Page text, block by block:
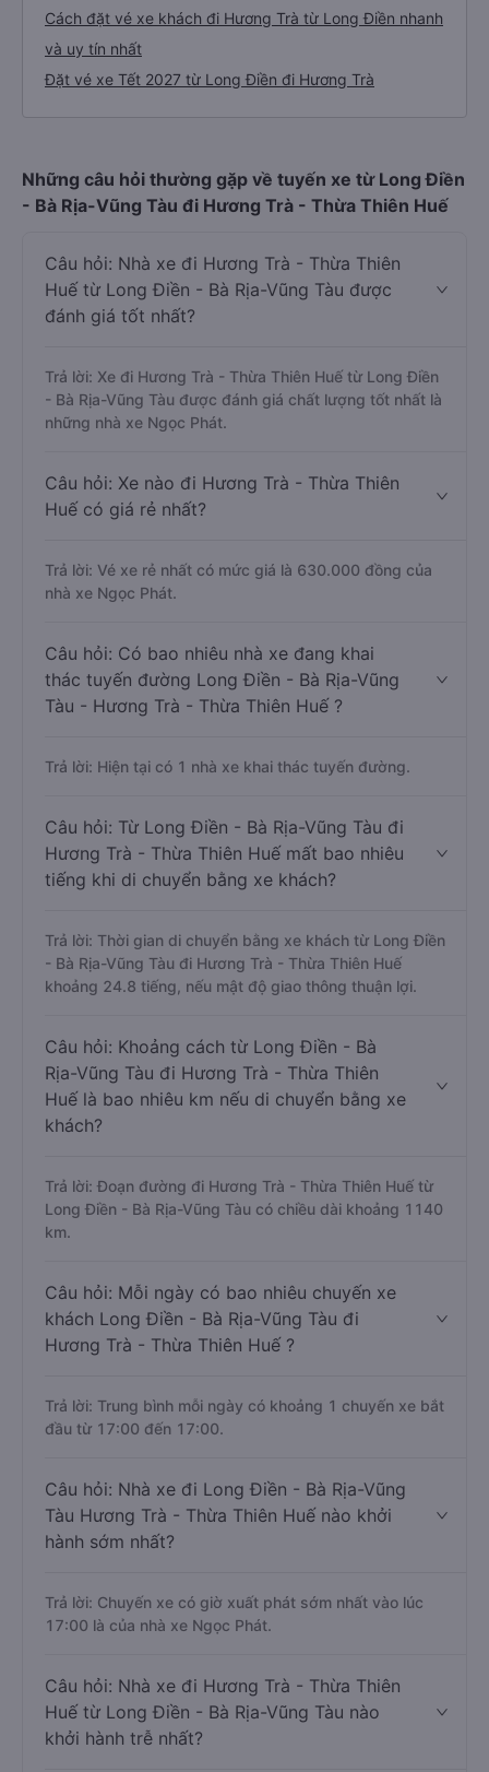
Cách đặt vé xe khách đi Hương Trà từ Long Điền nhanh
và uy tín nhất
Đặt vé xe Tết 2027 từ Long Điền đi Hương Trà
Những câu hỏi thường gặp về tuyến xe từ Long Điền
- Bà Rịa-Vũng Tàu đi Hương Trà - Thừa Thiên Huế
Câu hỏi: Nhà xe đi Hương Trà - Thừa Thiên
Huế từ Long Điền - Bà Rịa-Vũng Tàu được
đánh giá tốt nhất?
Trả lời: Xe đi Hương Trà - Thừa Thiên Huế từ Long Điền
- Bà Rịa-Vũng Tàu được đánh giá chất lượng tốt nhất là
những nhà xe Ngọc Phát.
Câu hỏi: Xe nào đi Hương Trà - Thừa Thiên
Huế có giá rẻ nhất?
Trả lời: Vé xe rẻ nhất có mức giá là 630.000 đồng của
nhà xe Ngọc Phát.
Câu hỏi: Có bao nhiêu nhà xe đang khai
thác tuyến đường Long Điền - Bà Rịa-Vũng
Tàu - Hương Trà - Thừa Thiên Huế ?
Trả lời: Hiện tại có 1 nhà xe khai thác tuyến đường.
Câu hỏi: Từ Long Điền - Bà Rịa-Vũng Tàu đi
Hương Trà - Thừa Thiên Huế mất bao nhiêu
tiếng khi di chuyển bằng xe khách?
Trả lời: Thời gian di chuyển bằng xe khách từ Long Điền
- Bà Rịa-Vũng Tàu đi Hương Trà - Thừa Thiên Huế
khoảng 24.8 tiếng, nếu mật độ giao thông thuận lợi.
Câu hỏi: Khoảng cách từ Long Điền - Bà
Rịa-Vũng Tàu đi Hương Trà - Thừa Thiên
Huế là bao nhiêu km nếu di chuyển bằng xe
khách?
Trả lời: Đoạn đường đi Hương Trà - Thừa Thiên Huế từ
Long Điền - Bà Rịa-Vũng Tàu có chiều dài khoảng 1140
km.
Câu hỏi: Mỗi ngày có bao nhiêu chuyến xe
khách Long Điền - Bà Rịa-Vũng Tàu đi
Hương Trà - Thừa Thiên Huế ?
Trả lời: Trung bình mỗi ngày có khoảng 1 chuyến xe bắt
đầu từ 17:00 đến 17:00.
Câu hỏi: Nhà xe đi Long Điền - Bà Rịa-Vũng
Tàu Hương Trà - Thừa Thiên Huế nào khởi
hành sớm nhất?
Trả lời: Chuyến xe có giờ xuất phát sớm nhất vào lúc
17:00 là của nhà xe Ngọc Phát.
Câu hỏi: Nhà xe đi Hương Trà - Thừa Thiên
Huế từ Long Điền - Bà Rịa-Vũng Tàu nào
khởi hành trễ nhất?